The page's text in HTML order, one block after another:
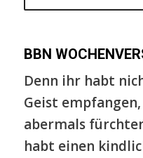
BBN
Denn ihr habt
Geist
abermals
habt einen